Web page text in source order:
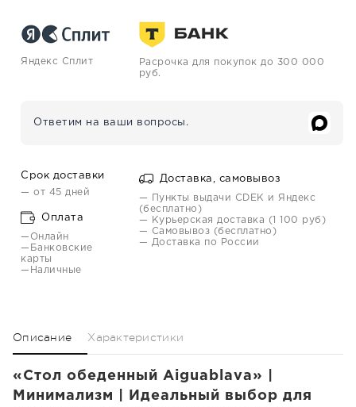
Яндекс Сплит
Расрочка для покупок до 300 000
руб.
Ответим на ваши вопросы.
Срок доставки
— от 45 дней
Оплата
—Онлайн
—Банковские
карты
—Наличные
Доставка, самовывоз
— Пункты выдачи CDEK и Яндекс
(бесплатно)
— Курьерская доставка (1 100 руб)
— Самовывоз (бесплатно)
— Доставка по России
Описание Характеристики
«Стол обеденный Aiguablava» |
Минимализм | Идеальный выбор для